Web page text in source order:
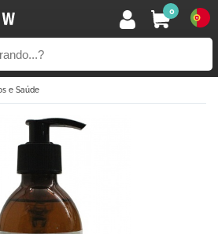
0
e Saúde